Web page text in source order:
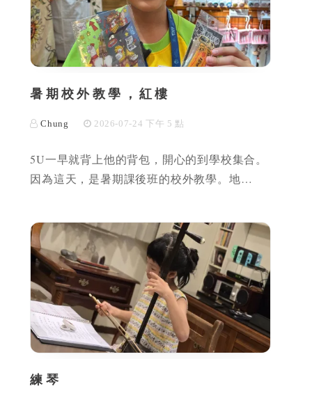
暑期校外教學，紅樓
Chung 2026-07-24 下午 5 點
5U一早就背上他的背包，開心的到學校集合。
因為這天，是暑期課後班的校外教學。地…
練琴